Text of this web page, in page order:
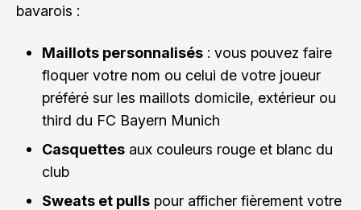
bavarois :
Maillots personnalisés : vous pouvez faire
floquer votre nom ou celui de votre joueur
préféré sur les maillots domicile, extérieur ou
third du FC Bayern Munich
Casquettes aux couleurs rouge et blanc du
club
Sweats et pulls pour afficher fièrement votre